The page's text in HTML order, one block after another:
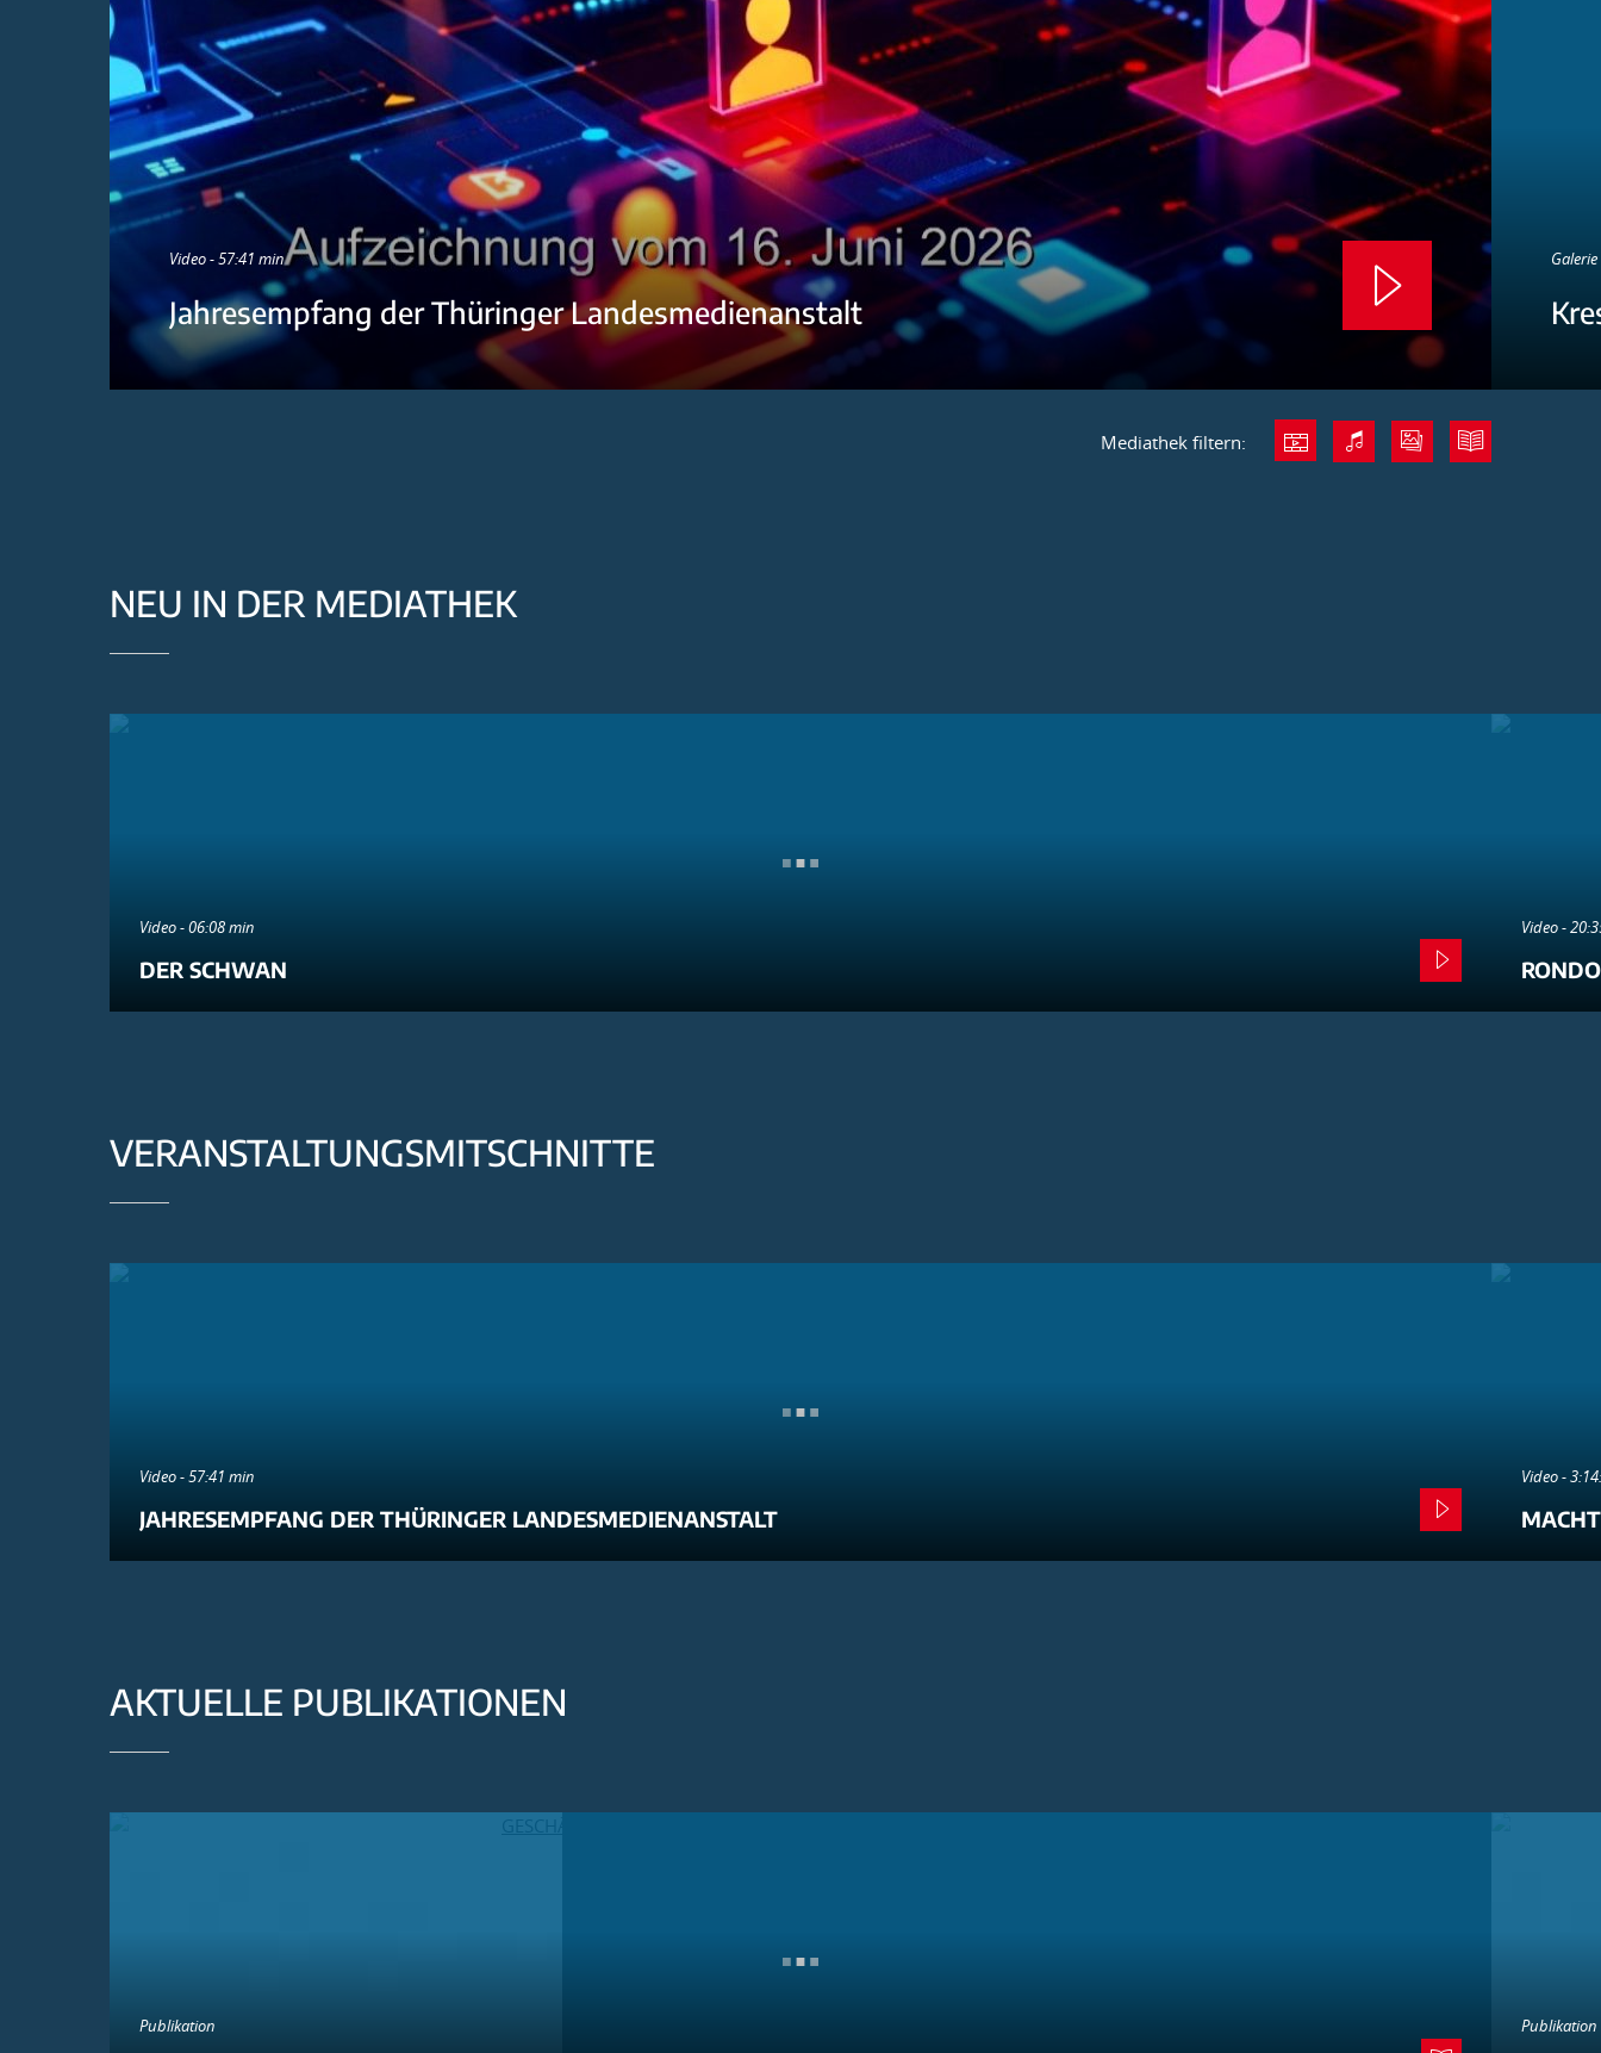
Video - 57:41 min
Jahresempfang der Thüringer Landesmedienanstalt
Mediathek filtern:
NEU IN DER MEDIATHEK
Video - 06:08 min
DER SCHWAN
Video -
VERANSTALTUNGSMITSCHNITTE
Video - 57:41 min
JAHRESEMPFANG DER THÜRINGER LANDESMEDIENANSTALT
Video -
AKTUELLE PUBLIKATIONEN
Publikation Publikation